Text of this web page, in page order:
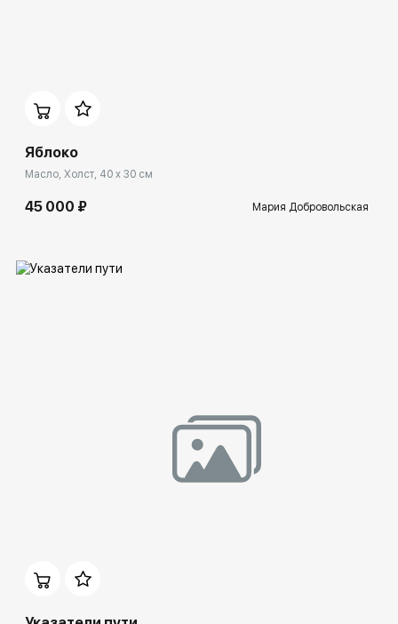
Яблоко
Масло, Холст, 40 x 30 см
45 000 ₽ Мария Добровольская